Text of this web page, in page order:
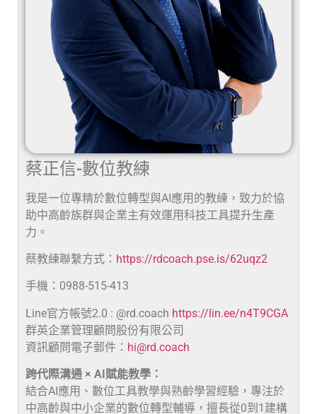
蔡正信-數位教練
我是一位專精於數位轉型與AI應用的教練，致力於協
助中高齡族群與企業主有效運用科技工具提升生產
力。
蔡教練聯繫方式： https://rdcoach.pse.is/62uqz2
手機：0988-515-413
Line官方帳號2.0 : @rd.coach https://lin.ee/n4T9CGA
群英企業管理顧問股份有限公司
資訊顧問電子郵件： hi@rd.coach
跨代際溝通 × AI賦能教學：
結合AI應用、數位工具教學與熟齡學習經驗，專注於
中高齡與中小企業的數位轉型輔導，擅長從0到1建構